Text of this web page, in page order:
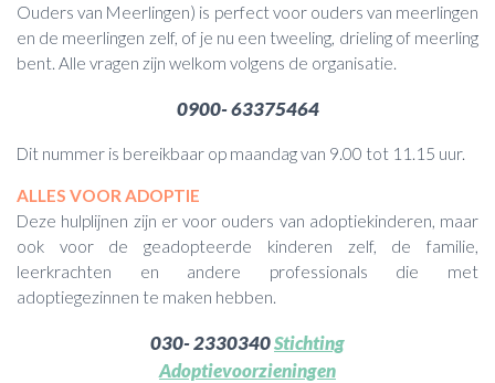
Ouders van Meerlingen) is perfect voor ouders van meerlingen
en de meerlingen zelf, of je nu een tweeling, drieling of meerling
bent. Alle vragen zijn welkom volgens de organisatie.
0900- 63375464
Dit nummer is bereikbaar op maandag van 9.00 tot 11.15 uur.
ALLES VOOR ADOPTIE
Deze hulplijnen zijn er voor ouders van adoptiekinderen, maar
ook voor de geadopteerde kinderen zelf, de familie,
leerkrachten en andere professionals die met
adoptiegezinnen te maken hebben.
030- 2330340Stichting
Adoptievoorzieningen